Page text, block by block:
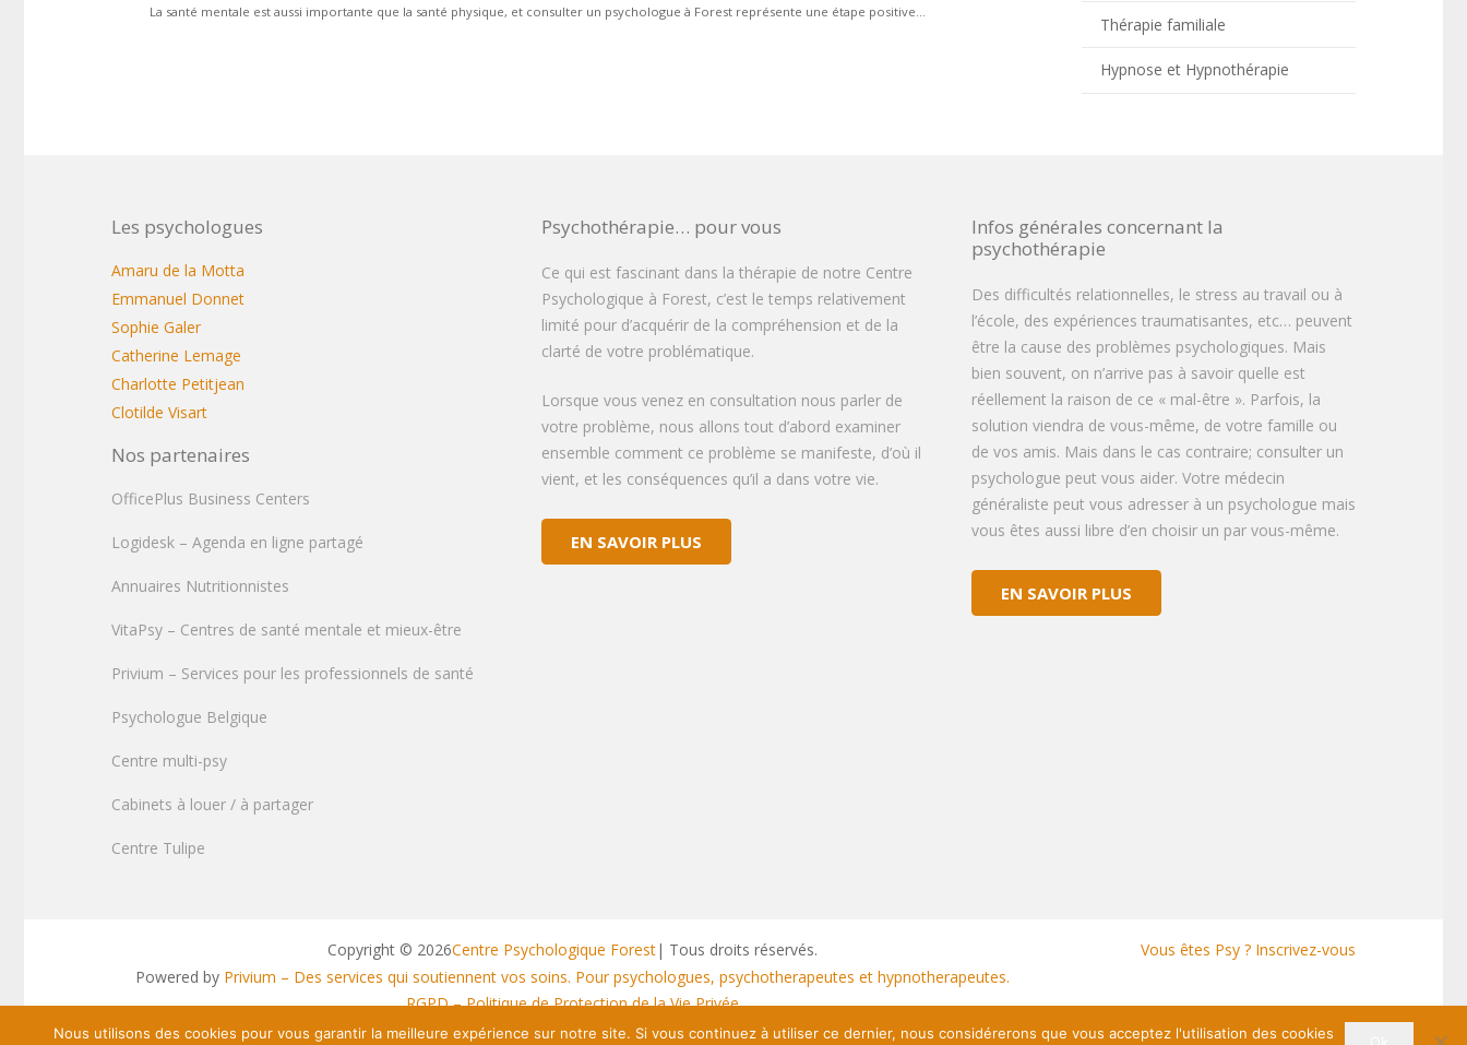
La santé mentale est aussi importante que la santé physique, et consulter un psychologue à Forest représente une étape positive...
Thérapie familiale
Hypnose et Hypnothérapie
Les psychologues
Amaru de la Motta
Emmanuel Donnet
Sophie Galer
Catherine Lemage
Charlotte Petitjean
Clotilde Visart
Nos partenaires
OfficePlus Business Centers
Logidesk – Agenda en ligne partagé
Annuaires Nutritionnistes
VitaPsy – Centres de santé mentale et mieux-être
Privium – Services pour les professionnels de santé
Psychologue Belgique
Centre multi-psy
Cabinets à louer / à partager
Centre Tulipe
Psychothérapie… pour vous
Ce qui est fascinant dans la thérapie de notre Centre
Psychologique à Forest, c’est le temps relativement
limité pour d’acquérir de la compréhension et de la
clarté de votre problématique.
Lorsque vous venez en consultation nous parler de
votre problème, nous allons tout d’abord examiner
ensemble comment ce problème se manifeste, d’où il
vient, et les conséquences qu’il a dans votre vie.
EN SAVOIR PLUS
Infos générales concernant la
psychothérapie
Des difficultés relationnelles, le stress au travail ou à
l’école, des expériences traumatisantes, etc… peuvent
être la cause des problèmes psychologiques. Mais
bien souvent, on n’arrive pas à savoir quelle est
réellement la raison de ce « mal-être ». Parfois, la
solution viendra de vous-même, de votre famille ou
de vos amis. Mais dans le cas contraire; consulter un
psychologue peut vous aider. Votre médecin
généraliste peut vous adresser à un psychologue mais
vous êtes aussi libre d’en choisir un par vous-même.
EN SAVOIR PLUS
Copyright © 2026Centre Psychologique Forest| Tous droits réservés.
Powered by Privium – Des services qui soutiennent vos soins. Pour psychologues, psychotherapeutes et hypnotherapeutes.
RGPD – Politique de Protection de la Vie Privée
Vous êtes Psy ? Inscrivez-vous
Nous utilisons des cookies pour vous garantir la meilleure expérience sur notre site. Si vous continuez à utiliser ce dernier, nous considérerons que vous acceptez l'utilisation des cookies